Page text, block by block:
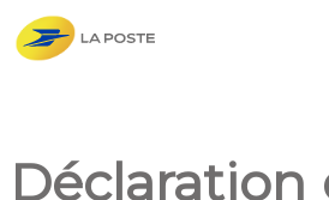
Déclaration